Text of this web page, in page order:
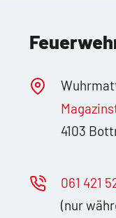
4103
061 421
(nur